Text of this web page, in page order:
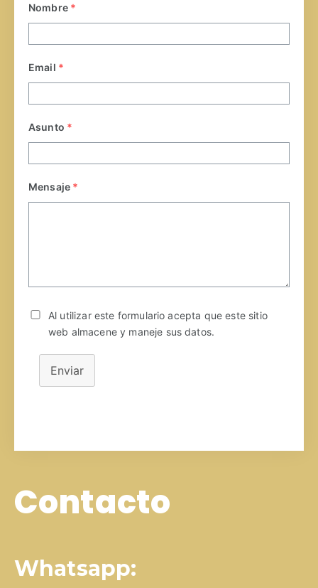
Nombre *
Email *
Asunto *
Mensaje *
Al utilizar este formulario acepta que este sitio
web almacene y maneje sus datos.
Enviar
Contacto
Whatsapp: